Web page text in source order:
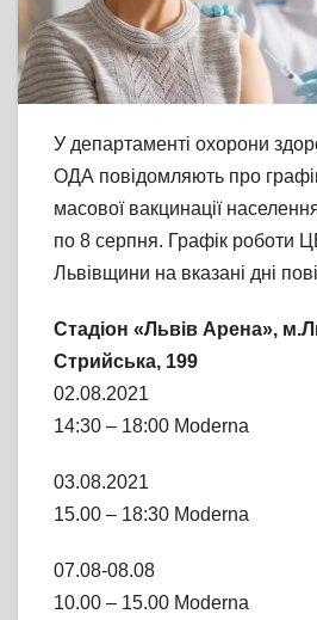
У департаменті охорони
ОДА повідомляють про
масової вакцинації
по 8 серпня. Графік роботи
Львівщини на вказані дні
Стадіон «Львів Арена»,
Стрийська, 199
02.08.2021
14:30 – 18:00 Moderna
03.08.2021
15.00 – 18:30 Moderna
07.08-08.08
10.00 – 15.00 Moderna